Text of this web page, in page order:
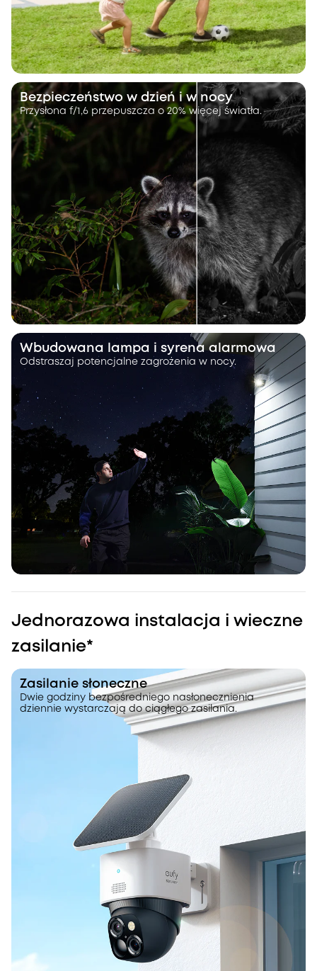
Bezpieczeństwo w dzień i w nocy
Przysłona f/1,6 przepuszcza o 20% więcej światła.
Wbudowana lampa i syrena alarmowa
Odstraszaj potencjalne zagrożenia w nocy.
Jednorazowa instalacja i wieczne
zasilanie*
Zasilanie słoneczne
Dwie godziny bezpośredniego nasłonecznienia
dziennie wystarczają do ciągłego zasilania.